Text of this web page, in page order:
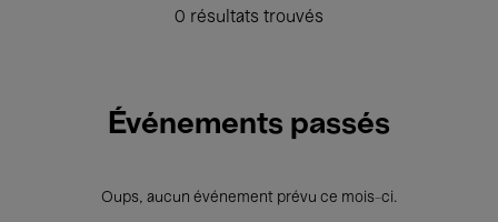
0 résultats trouvés
Événements passés
Oups, aucun événement prévu ce mois-ci.